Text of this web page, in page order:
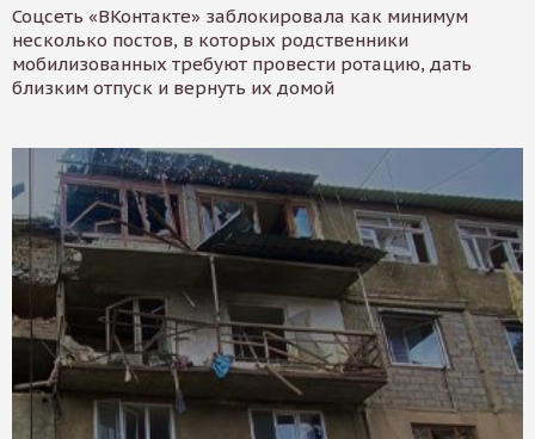
Соцсеть «ВКонтакте» заблокировала как минимум
несколько постов, в которых родственники
мобилизованных требуют провести ротацию, дать
близким отпуск и вернуть их домой